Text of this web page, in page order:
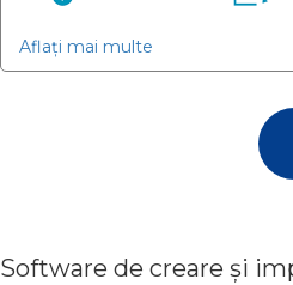
Aflați mai multe
Software de creare și